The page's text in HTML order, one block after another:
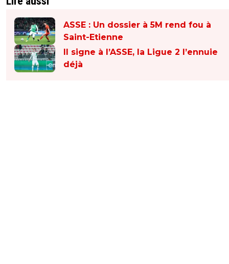
ASSE : Un dossier à 5M rend fou à
Saint-Etienne
Il signe à l’ASSE, la Ligue 2 l’ennuie
déjà